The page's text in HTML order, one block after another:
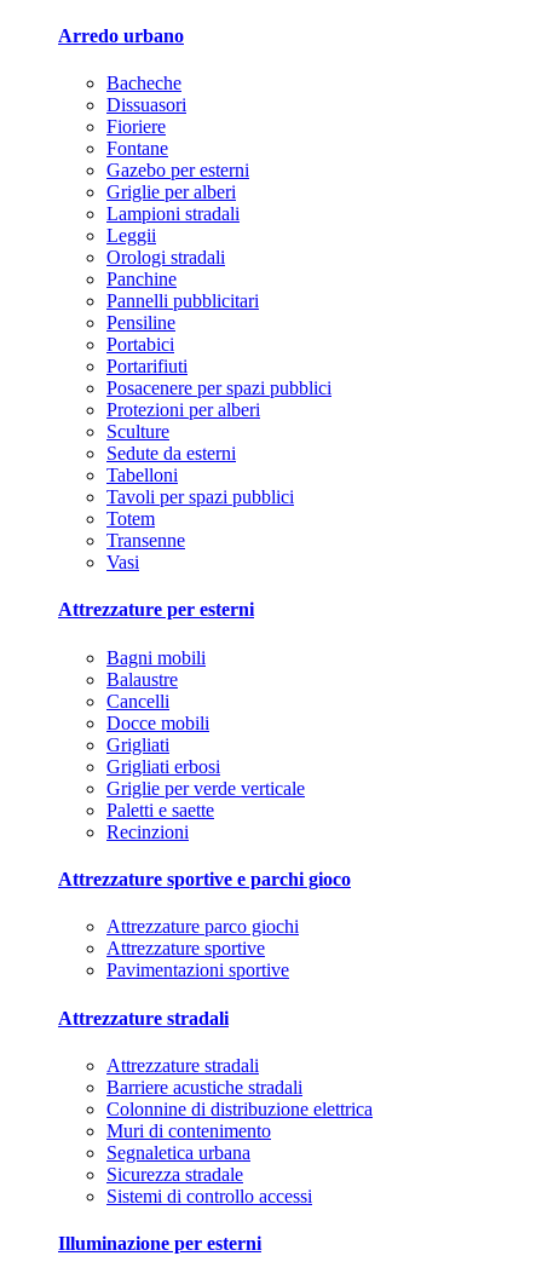
Arredo urbano
Bacheche
Dissuasori
Fioriere
Fontane
Gazebo per esterni
Griglie per alberi
Lampioni stradali
Leggii
Orologi stradali
Panchine
Pannelli pubblicitari
Pensiline
Portabici
Portarifiuti
Posacenere per spazi pubblici
Protezioni per alberi
Sculture
Sedute da esterni
Tabelloni
Tavoli per spazi pubblici
Totem
Transenne
Vasi
Attrezzature per esterni
Bagni mobili
Balaustre
Cancelli
Docce mobili
Grigliati
Grigliati erbosi
Griglie per verde verticale
Paletti e saette
Recinzioni
Attrezzature sportive e parchi gioco
Attrezzature parco giochi
Attrezzature sportive
Pavimentazioni sportive
Attrezzature stradali
Attrezzature stradali
Barriere acustiche stradali
Colonnine di distribuzione elettrica
Muri di contenimento
Segnaletica urbana
Sicurezza stradale
Sistemi di controllo accessi
Illuminazione per esterni